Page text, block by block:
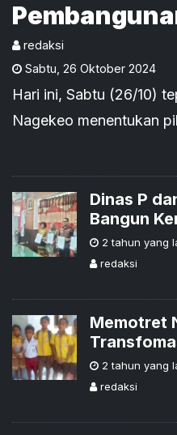
Nagekeo
Mereka
redaksi
Sabtu 26 Oktober 2024
Hari ini, Sabtu (26/10)
Nagekeo menentukan
periode 2024-2029.
Dinas P
Bangun
SEAMEO
2 tahun yang
redaksi
Memotret
Cepat,
Dukungan
2 tahun yang
redaksi